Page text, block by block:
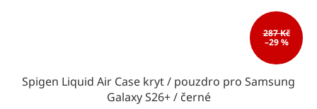
287 Kč
–29 %
Spigen Liquid Air Case kryt / pouzdro pro Samsung
Galaxy S26+ / černé